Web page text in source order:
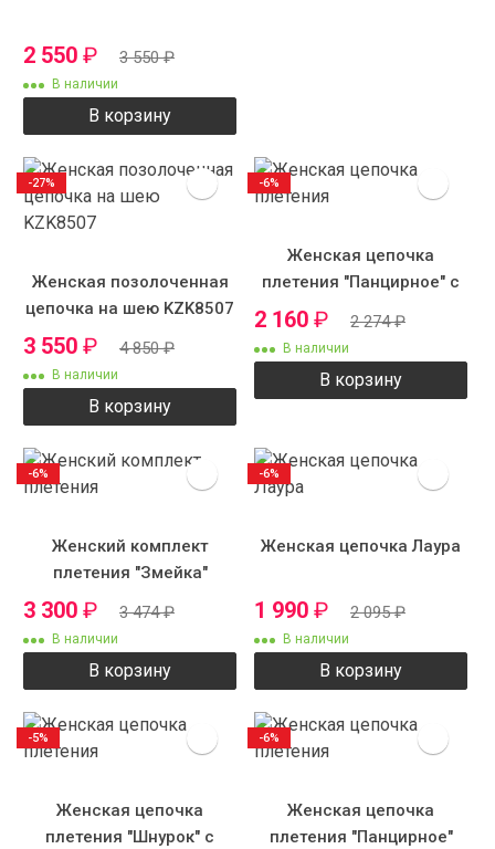
2 550 ₽ 3 550₽
В наличии
В корзину
Женская позолоченная
цепочка на шею KZK8507
3 550 ₽ 4 850₽
В наличии
В корзину
-27%
Женская цепочка
плетения "Панцирное" с
рисунком
2 160 ₽ 2 274₽
В наличии
В корзину
-6%
Женский комплект
плетения "Змейка"
3 300 ₽ 3 474₽
В наличии
В корзину
-6%
Женская цепочка Лаура
1 990 ₽ 2 095₽
В наличии
В корзину
-6%
Женская цепочка
плетения "Шнурок" с
-5%
Женская цепочка
плетения "Панцирное"
-6%